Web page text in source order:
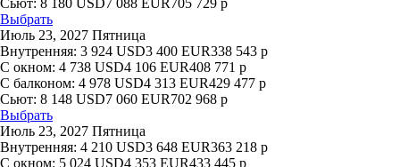
Выбрать
Июль 23, 2027 Пятница
Внутренняя: 3 924 USD3 400 EUR338 543 р
С окном: 4 738 USD4 106 EUR408 771 р
С балконом: 4 978 USD4 313 EUR429 477 р
Сьют: 8 148 USD7 060 EUR702 968 р
Выбрать
Июль 23, 2027 Пятница
Внутренняя: 4 210 USD3 648 EUR363 218 р
С окном: 5 024 USD4 353 EUR433 445 р